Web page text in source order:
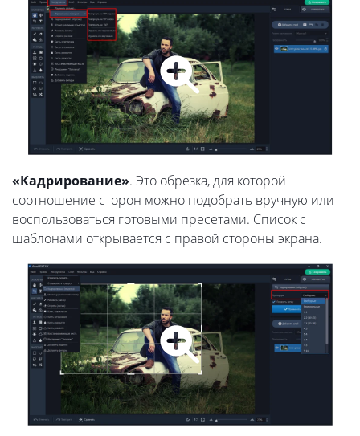
«Кадрирование». Это обрезка, для которой
соотношение сторон можно подобрать вручную или
воспользоваться готовыми пресетами. Список с
шаблонами открывается с правой стороны экрана.